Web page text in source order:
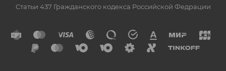
Статьи 437 Гражданского кодекса Российской Федрации